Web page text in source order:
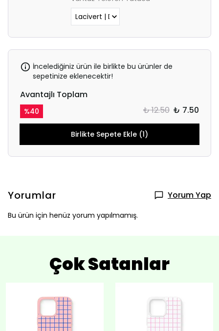
İncelediğiniz ürün ile birlikte bu ürünler de
sepetinize eklenecektir!
Avantajlı Toplam
%40 ₺ 12.50 ₺ 7.50
Birlikte Sepete Ekle (1)
Yorumlar Yorum Yap
Bu ürün için henüz yorum yapılmamış.
Çok Satanlar